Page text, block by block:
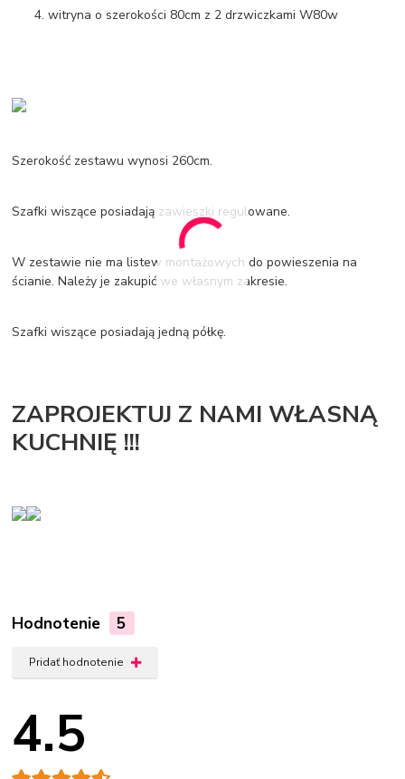
witryna o szerokości 80cm z 2 drzwiczkami W80w
Szerokość zestawu wynosi 260cm.
Szafki wiszące posiadają zawieszki regulowane.
W zestawie nie ma listew montażowych do powieszenia na
ścianie. Należy je zakupić we własnym zakresie.
Szafki wiszące posiadają jedną półkę.
ZAPROJEKTUJ Z NAMI WŁASNĄ
KUCHNIĘ !!!
Hodnotenie 5
Pridať hodnotenie
4.5